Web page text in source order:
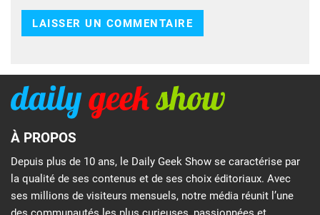
À PROPOS
Depuis plus de 10 ans, le Daily Geek Show se caractérise par
la qualité de ses contenus et de ses choix éditoriaux. Avec
ses millions de visiteurs mensuels, notre média réunit l’une